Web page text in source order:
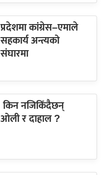
प्रदेशमा कांग्रेस–एमाले
सहकार्य अन्त्यको
संघारमा
किन नजिकिँदैछन्
ओली र दाहाल ?